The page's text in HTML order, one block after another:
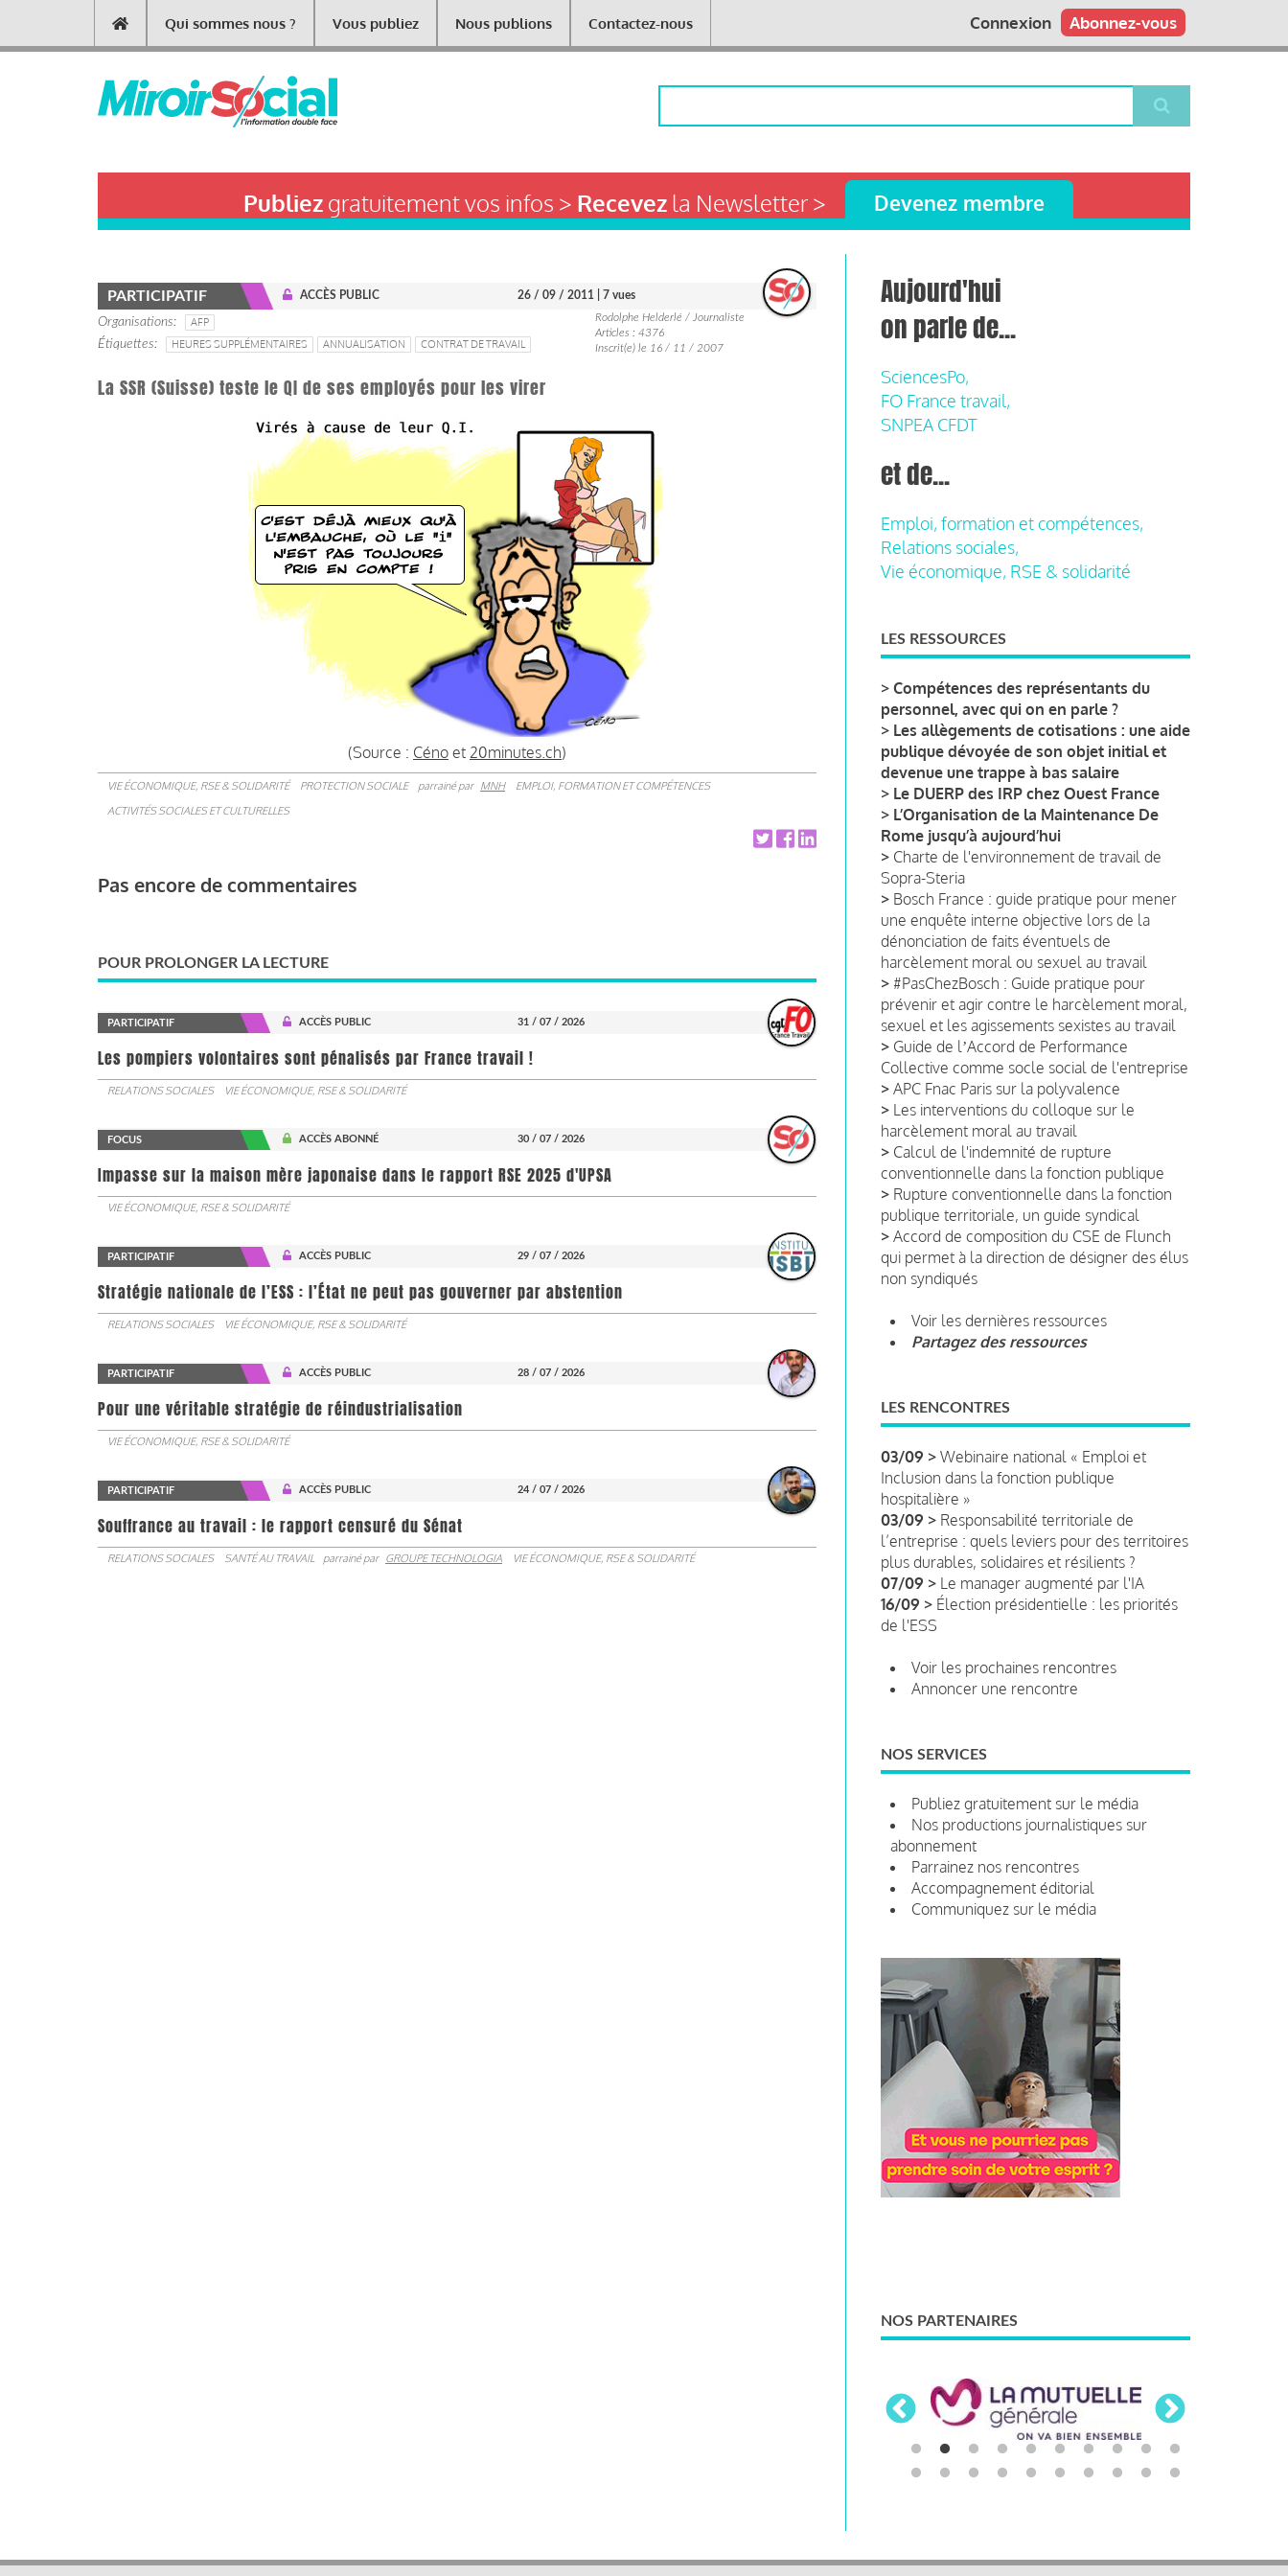
contenu
Main
navigation
Qui sommes nous ? Vous publiez Nous publions Contactez-nous Abonnez-vous
Connexion
Publiezgratuitement vos infos > Recevezla Newsletter > Devenez membre
PARTICIPATIF ACCÈS PUBLIC 26 / 09 / 2011 | 7 vues
Organisations
AFP
Étiquettes
HEURES SUPPLÉMENTAIRES ANNUALISATION CONTRAT DE TRAVAIL
Rodolphe Helderlé / Journaliste
Articles : 4376
Inscrit(e) le 16 / 11 / 2007
La SSR (Suisse) teste le QI de ses employés pour les virer
(Source : Céno et 20minutes.ch)
VIE ÉCONOMIQUE, RSE & SOLIDARITÉ PROTECTION SOCIALE parrainé par MNH
EMPLOI, FORMATION ET COMPÉTENCES
ACTIVITÉS SOCIALES ET CULTURELLES
Pas encore de commentaires
POUR PROLONGER LA LECTURE
PARTICIPATIF ACCÈS PUBLIC 31 / 07 / 2026
Les pompiers volontaires sont pénalisés par France travail !
RELATIONS SOCIALES VIE ÉCONOMIQUE, RSE & SOLIDARITÉ
FOCUS ACCÈS ABONNÉ 30 / 07 / 2026
Impasse sur la maison mère japonaise dans le rapport RSE 2025 d'UPSA
VIE ÉCONOMIQUE, RSE & SOLIDARITÉ
PARTICIPATIF ACCÈS PUBLIC 29 / 07 / 2026
Stratégie nationale de l’ESS : l’État ne peut pas gouverner par abstention
RELATIONS SOCIALES VIE ÉCONOMIQUE, RSE & SOLIDARITÉ
PARTICIPATIF ACCÈS PUBLIC 28 / 07 / 2026
Pour une véritable stratégie de réindustrialisation
VIE ÉCONOMIQUE, RSE & SOLIDARITÉ
PARTICIPATIF ACCÈS PUBLIC 24 / 07 / 2026
Souffrance au travail : le rapport censuré du Sénat
RELATIONS SOCIALES SANTÉ AU TRAVAIL parrainé par GROUPE TECHNOLOGIA VIE ÉCONOMIQUE, RSE & SOLIDARITÉ
Aujourd'hui
on parle de...
SciencesPo,
FO France travail,
SNPEA CFDT
et de...
Emploi, formation et compétences,
Relations sociales,
Vie économique, RSE & solidarité
LES RESSOURCES
> Compétences des représentants du
personnel, avec qui on en parle ?
> Les allègements de cotisations : une aide
publique dévoyée de son objet initial et
devenue une trappe à bas salaire
> Le DUERP des IRP chez Ouest France
> L’Organisation de la Maintenance De
Rome jusqu’à aujourd’hui
> Charte de l'environnement de travail de
Sopra-Steria
> Bosch France : guide pratique pour mener
une enquête interne objective lors de la
dénonciation de faits éventuels de
harcèlement moral ou sexuel au travail
> #PasChezBosch : Guide pratique pour
prévenir et agir contre le harcèlement moral,
sexuel et les agissements sexistes au travail
> Guide de lʼAccord de Performance
Collective comme socle social de l'entreprise
> APC Fnac Paris sur la polyvalence
> Les interventions du colloque sur le
harcèlement moral au travail
> Calcul de l'indemnité de rupture
conventionnelle dans la fonction publique
> Rupture conventionnelle dans la fonction
publique territoriale, un guide syndical
> Accord de composition du CSE de Flunch
qui permet à la direction de désigner des élus
non syndiqués
Voir les dernières ressources
Partagez des ressources
LES RENCONTRES
03/09 > Webinaire national « Emploi et
Inclusion dans la fonction publique
hospitalière »
03/09 > Responsabilité territoriale de
l’entreprise : quels leviers pour des territoires
plus durables, solidaires et résilients ?
07/09 > Le manager augmenté par l'IA
16/09 > Élection présidentielle : les priorités
de l'ESS
Voir les prochaines rencontres
Annoncer une rencontre
NOS SERVICES
Publiez gratuitement sur le média
Nos productions journalistiques sur
abonnement
Parrainez nos rencontres
Accompagnement éditorial
Communiquez sur le média
NOS PARTENAIRES